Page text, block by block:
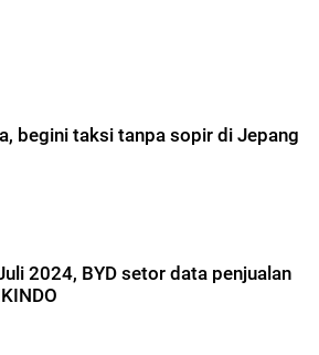
begini taksi tanpa sopir di Jepang
2024, BYD setor data penjualan